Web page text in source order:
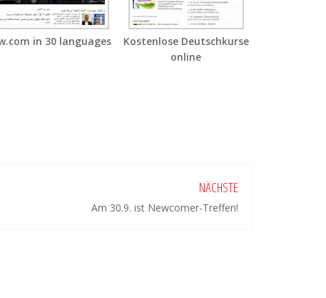
in 30 languages
Kostenlose Deutschkurse
online
NÄCHSTE
Am 30.9. ist Newcomer-Treffen!